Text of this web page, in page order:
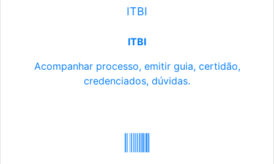
ITBI
ITBI
Acompanhar processo, emitir guia, certidão,
credenciados, dúvidas.